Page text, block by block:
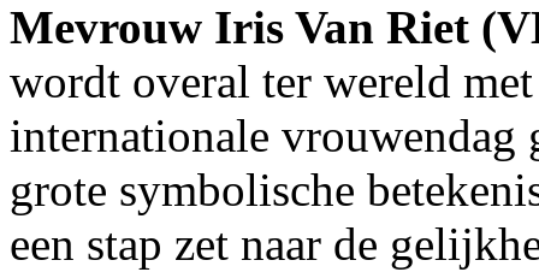
Mevrouw Iris Van Riet
wordt overal ter wereld
internationale vrouwendag
grote symbolische
een stap zet naar de